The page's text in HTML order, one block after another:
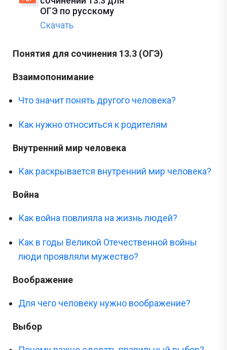
ОГЭ по русскому
Скачать
Понятия для сочинения 13.3 (ОГЭ)
Взаимопонимание
Что значит понять другого человека?
Как нужно относиться к родителям
Внутренний мир человека
Как раскрывается внутренний мир человека?
Война
Как война повлияла на жизнь людей?
Как в годы Великой Отечественной войны
люди проявляли мужество?
Воображение
Для чего человеку нужно воображение?
Выбор